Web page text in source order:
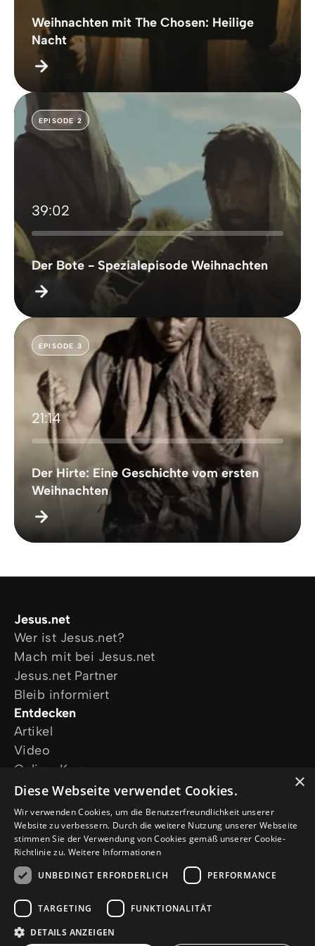
Weihnachten mit The Chosen: Heilige
Nacht
EPISODE 2
39:02
Der Bote - Spezialepisode Weihnachten
EPISODE 3
21:14
Der Hirte: Eine Geschichte vom ersten
Weihnachten
Jesus.net
Wer ist Jesus.net?
Mach mit bei Jesus.net
Jesus.net Partner
Bleib informiert
Entdecken
Artikel
Video
Online-Kurse
Unsere Projekte
Ich wünsche mir Gebet
Ich habe eine Frage
Folge uns
×
Diese Webseite verwendet Cookies.
Wir verwenden Cookies, um die Benutzerfreundlichkeit unserer
Website zu verbessern. Durch die weitere Nutzung unserer Webseite
stimmen Sie der Verwendung von Cookies gemäß unserer Cookie-
Richtlinie zu. Weitere Informationen
UNBEDINGT ERFORDERLICH
PERFORMANCE
TARGETING FUNKTIONALITÄT
DETAILS ANZEIGEN